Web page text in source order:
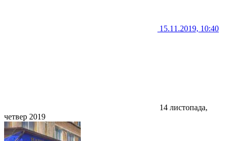
15.11.2019, 10:40
14 листопада,
четвер 2019